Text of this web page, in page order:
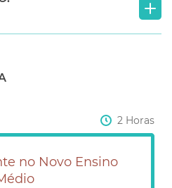
2 Horas
no Novo Ensino